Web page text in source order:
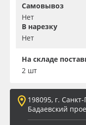
Заготовки для
Самовывоз
Нет
В нарезку
Нет
На складе
2 шт
198095, г.
Бадаевский